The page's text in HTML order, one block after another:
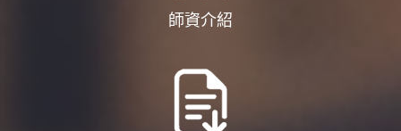
師資介紹